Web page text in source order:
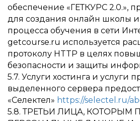
обеспечение «ГЕТКУРС 2.0.»,
для создания онлайн школы
процесса обучения в сети
getcourse.ru используется
протоколу HTTP в целях
безопасности и защиты
5.7. Услуги хостинга и услуги
выделенного сервера
«Селектел» https://selectel.ru/
5.8. ТРЕТЬИ ЛИЦА, КОТОРЫМ